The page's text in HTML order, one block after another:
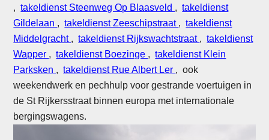
,takeldienst Steenweg Op Blaasveld ,takeldienst
Gildelaan ,takeldienst Zeeschipstraat ,takeldienst
Middelgracht ,takeldienst Rijkswachtstraat ,takeldienst
Wapper ,takeldienst Boezinge ,takeldienst Klein
Parksken ,takeldienst Rue Albert Ler , ook
weekendwerk en pechhulp voor gestrande voertuigen in
de St Rijkersstraat binnen europa met internationale
bergingswagens.